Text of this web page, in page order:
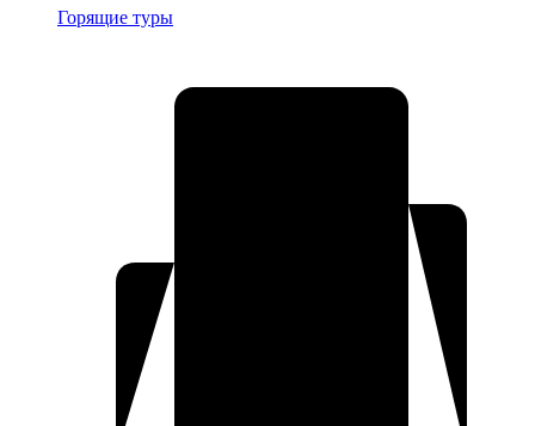
Горящие туры